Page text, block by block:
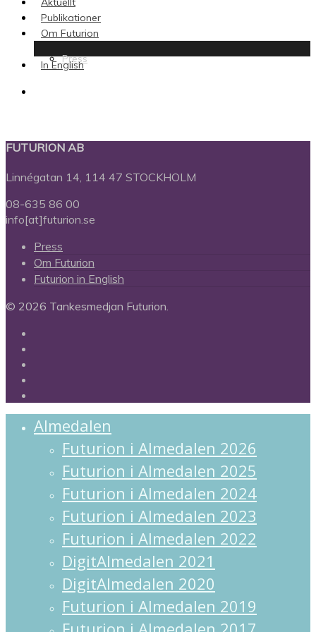
Publikationer
Om Futurion
Press
In English
FUTURION AB
Linnégatan 14, 114 47 STOCKHOLM
08-635 86 00
info[at]futurion.se
Press
Om Futurion
Futurion in English
© 2026 Tankesmedjan Futurion.
Almedalen
Futurion i Almedalen 2026
Futurion i Almedalen 2025
Futurion i Almedalen 2024
Futurion i Almedalen 2023
Futurion i Almedalen 2022
DigitAlmedalen 2021
DigitAlmedalen 2020
Futurion i Almedalen 2019